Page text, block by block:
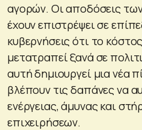
αγορών. Οι αποδόσεις
έχουν επιστρέψει σε
κυβερνήσεις ότι το
μετατραπεί ξανά σε
αυτή δημιουργεί μια νέα
βλέπουν τις δαπάνες να
ενέργειας, άμυνας και
επιχειρήσεων.